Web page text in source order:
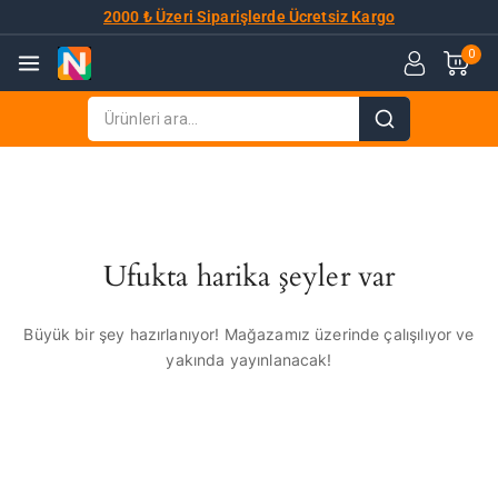
2000 ₺ Üzeri Siparişlerde Ücretsiz Kargo
0
Ufukta harika şeyler var
Büyük bir şey hazırlanıyor! Mağazamız üzerinde çalışılıyor ve
yakında yayınlanacak!